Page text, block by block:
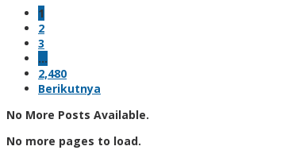
1
2
3
…
2,480
Berikutnya
No More Posts Available.
No more pages to load.